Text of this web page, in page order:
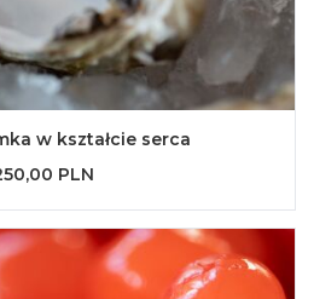
w kształcie serca
PLN